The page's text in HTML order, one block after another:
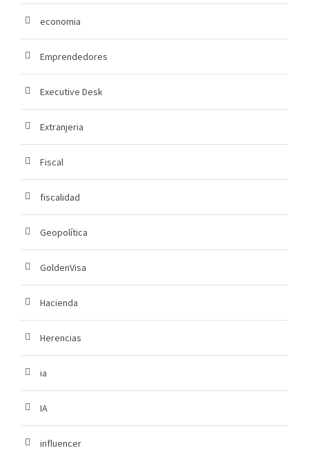
economia
Emprendedores
Executive Desk
Extranjeria
Fiscal
fiscalidad
Geopolítica
GoldenVisa
Hacienda
Herencias
ia
IA
influencer